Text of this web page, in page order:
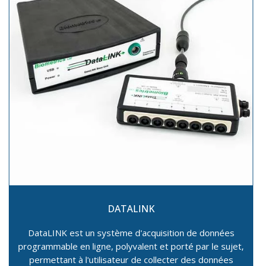
DATALINK
DataLINK est un système d'acquisition de données
programmable en ligne, polyvalent et porté par le sujet,
permettant à l'utilisateur de collecter des données